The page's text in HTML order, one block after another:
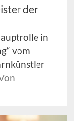
der
in
vom